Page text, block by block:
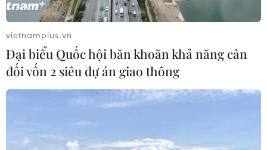
Liệu pháp miễn dịch mở ra hướng
điều trị bệnh Alzheimer
16/07/2026 23:00
Đồng Tháp: Cấy mô mở hướng nâng
tầm ngành hàng hoa cảnh Sa Đéc
vietnamplus.vn
Đại biểu Quốc hội băn khoăn khả năng cân
đối vốn 2 siêu dự án giao thông